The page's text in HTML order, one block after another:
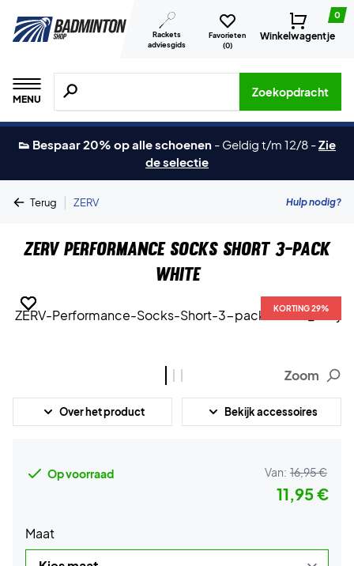
Rackets
adviesgids
Favorieten
(0)
0
Winkelwagentje
MENU
Zoeken naar producten, merken etc.
Zoekopdracht
👟 Bespaar 20% op alle schoenen - Geldig t/m 12/8 -Zie
de selectie
Terug | ZERV Hulp nodig?
ZERV Performance Socks Short 3-pack
White
KORTING 29%
KORTING 29%
KORTING 29%
Zoom
Over het product Bekijk accessoires
Op voorraad Van: 16,95 €
11,95 €
Maat